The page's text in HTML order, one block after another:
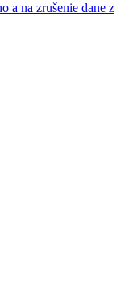
a na zrušenie dane z